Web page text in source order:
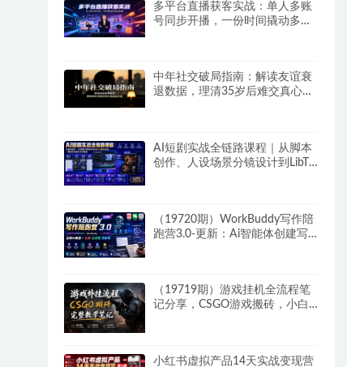
多平台直播获客实战：单人多账
号同步开播，一份时间撬动多渠
中年社交破局指南：解读友谊衰
退数据，理清35岁后难交真心朋
AI短剧实战全链路课程｜从脚本
创作、人设场景分镜设计到LibTV
（19720期）WorkBuddy写作陪
跑营3.0-更新：Ai智能体创建写
（19719期）游戏挂机全流程笔
记分享，CSGO游戏搬砖，小白
小红书虚拟产品14天实战变现营